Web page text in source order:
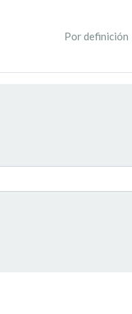
Por definición